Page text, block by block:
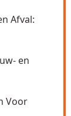
Afval:
en
Voor